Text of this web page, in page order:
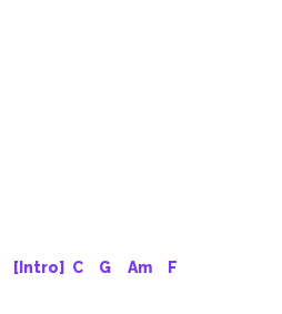
[Intro] C G Am F